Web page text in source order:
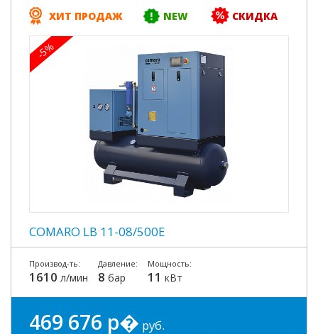
ХИТ ПРОДАЖ NEW СКИДКА
-5%
COMARO LB 11-08/500E
Производ-ть:
1610 л/мин
Давление:
8 бар
Мощность:
11 кВт
469 676 р� руб.